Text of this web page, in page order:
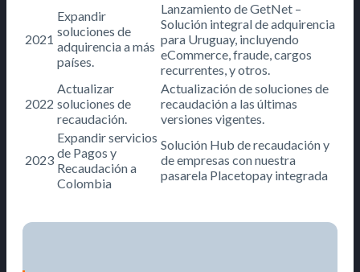
2021
Expandir
soluciones de
adquirencia a más
países.
Lanzamiento de GetNet –
Solución integral de adquirencia
para Uruguay, incluyendo
eCommerce, fraude, cargos
recurrentes, y otros.
2022
Actualizar
soluciones de
recaudación.
Actualización de soluciones de
recaudación a las últimas
versiones vigentes.
2023
Expandir servicios
de Pagos y
Recaudación a
Colombia
Solución Hub de recaudación y
de empresas con nuestra
pasarela Placetopay integrada